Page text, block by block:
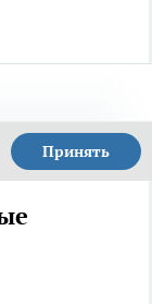
Принять